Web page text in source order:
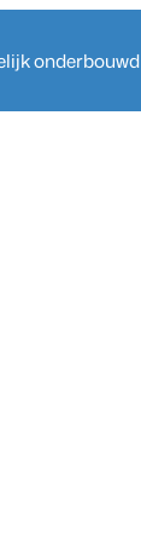
onderbouwd